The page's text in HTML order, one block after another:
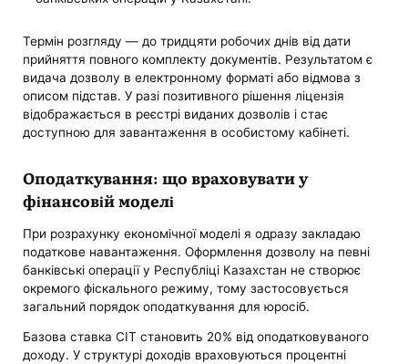
Термін розгляду — до тридцяти робочих днів від дати
прийняття повного комплекту документів. Результатом є
видача дозволу в електронному форматі або відмова з
описом підстав. У разі позитивного рішення ліцензія
відображається в реєстрі виданих дозволів і стає
доступною для завантаження в особистому кабінеті.
Оподаткування: що враховувати у
фінансовій моделі
При розрахунку економічної моделі я одразу закладаю
податкове навантаження. Оформлення дозволу на певні
банківські операції у Республіці Казахстан не створює
окремого фіскального режиму, тому застосовується
загальний порядок оподаткування для юросіб.
Базова ставка CIT становить 20% від оподатковуваного
доходу. У структурі доходів враховуються процентні